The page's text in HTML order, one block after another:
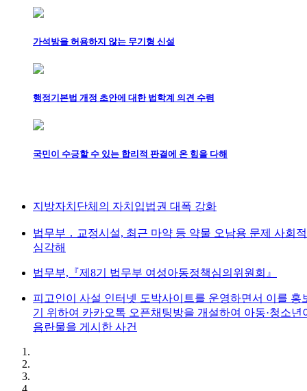
가석방을 허용하지 않는 무기형 신설
행정기본법 개정 초안에 대한 법학계 의견 수렴
국민이 수긍할 수 있는 합리적 판결에 온 힘을 다해
지방자치단체의 자치입법권 대폭 강화
법무부 ․ 교정시설, 최근 마약 등 약물 오남용 문제 사회
심각해
법무부,『제8기 법무부 여성아동정책심의위원회』
피고인이 사설 인터넷 도박사이트를 운영하면서 이를 홍
기 위하여 카카오톡 오픈채팅방을 개설하여 아동·청소년
음란물을 게시한 사건